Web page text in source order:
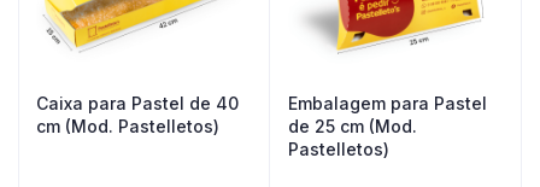
Caixa para Pastel de 40
cm (Mod. Pastelletos)
Embalagem para Pastel
de 25 cm (Mod.
Pastelletos)